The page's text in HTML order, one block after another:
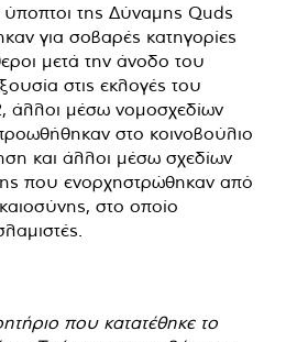
ύποπτοι της Δύναμης Quds
για σοβαρές κατηγορίες
μετά την άνοδο του
στις εκλογές του
άλλοι μέσω νομοσχεδίων
στο κοινοβούλιο
και άλλοι μέσω σχεδίων
που ενορχηστρώθηκαν από
στο οποίο
που κατατέθηκε το